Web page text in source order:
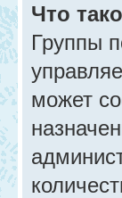
Что
Группы
может